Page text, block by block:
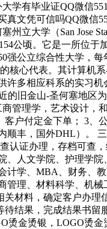
学有毕业证QQ微信
真文凭可信吗QQ微信
立大学（San Jose
公顷。它是一所位于
强公立综合性大学，
核心代表。其计算机
许多相应科系的实习
旧金山-圣何塞地区
管理学，艺术设计，
户付定金下单； 3、
顺丰，国外DHL）。
认证办理，存档可查
、人文学院、护理学院
学、MBA、财务、教
管理、材料科学、机
材料，确定客户办理
结果，完成结果书留
烫金烫银，LOGO烫金